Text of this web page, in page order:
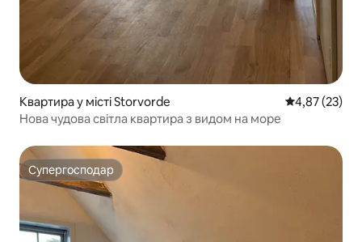
Квартира у місті Storvorde Середня
4,87 (23)
Нова чудова світла квартира з видом на море
Супергосподар
Супергосподар